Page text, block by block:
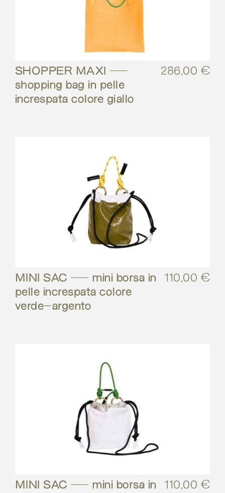
SHOPPER MAXI –
shopping bag in pelle
increspata colore giallo
286,00 €
MINI SAC – mini borsa in
pelle increspata colore
verde-argento
110,00 €
MINI SAC – mini borsa in
110,00 €